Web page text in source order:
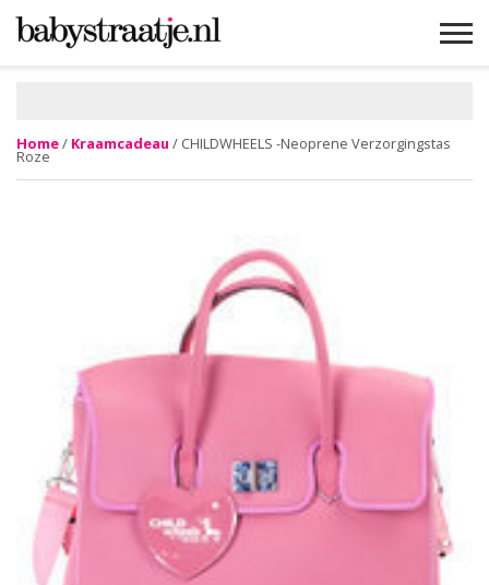
Home/ Kraamcadeau / CHILDWHEELS -Neoprene Verzorgingstas
Roze